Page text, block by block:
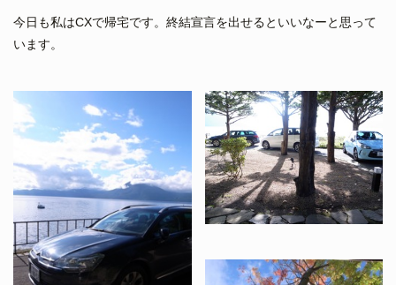
今日も私はCXで帰宅です。終結宣言を出せるといいなーと思って
います。